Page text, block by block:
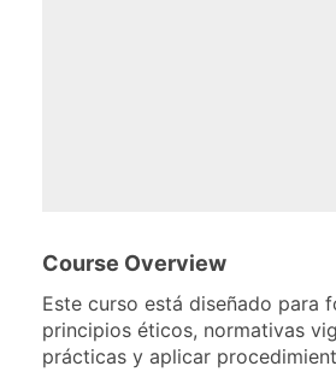
Course Overview
Este curso está diseñado para
principios éticos, normativas
prácticas y aplicar